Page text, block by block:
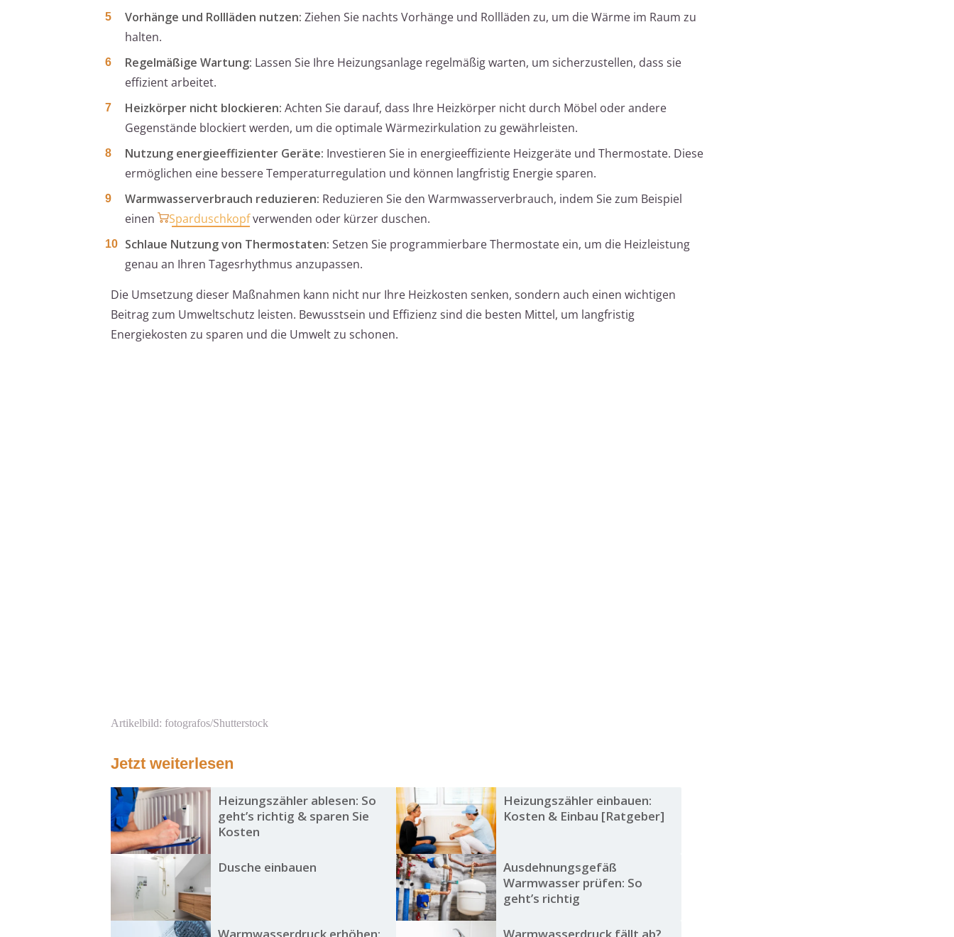
Vorhänge und Rollläden nutzen: Ziehen Sie nachts Vorhänge und Rollläden zu, um die Wärme im Raum zu
halten.
Regelmäßige Wartung: Lassen Sie Ihre Heizungsanlage regelmäßig warten, um sicherzustellen, dass sie
effizient arbeitet.
Heizkörper nicht blockieren: Achten Sie darauf, dass Ihre Heizkörper nicht durch Möbel oder andere
Gegenstände blockiert werden, um die optimale Wärmezirkulation zu gewährleisten.
Nutzung energieeffizienter Geräte: Investieren Sie in energieeffiziente Heizgeräte und Thermostate. Diese
ermöglichen eine bessere Temperaturregulation und können langfristig Energie sparen.
Warmwasserverbrauch reduzieren: Reduzieren Sie den Warmwasserverbrauch, indem Sie zum Beispiel
einen
Sparduschkopfverwenden oder kürzer duschen.
Schlaue Nutzung von Thermostaten: Setzen Sie programmierbare Thermostate ein, um die Heizleistung
genau an Ihren Tagesrhythmus anzupassen.
Die Umsetzung dieser Maßnahmen kann nicht nur Ihre Heizkosten senken, sondern auch einen wichtigen
Beitrag zum Umweltschutz leisten. Bewusstsein und Effizienz sind die besten Mittel, um langfristig
Energiekosten zu sparen und die Umwelt zu schonen.
Artikelbild: fotografos/Shutterstock
Jetzt weiterlesen
Heizungszähler ablesen: So
geht’s richtig & sparen Sie
Kosten
Heizungszähler einbauen:
Kosten & Einbau [Ratgeber]
Dusche einbauen
Ausdehnungsgefäß
Warmwasser prüfen: So
geht’s richtig